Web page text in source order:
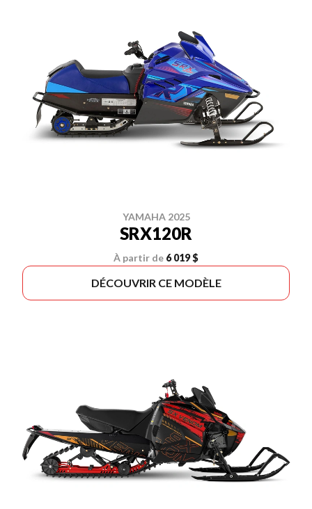
YAMAHA 2025
SRX120R
À partir de 6 019 $
DÉCOUVRIR CE MODÈLE